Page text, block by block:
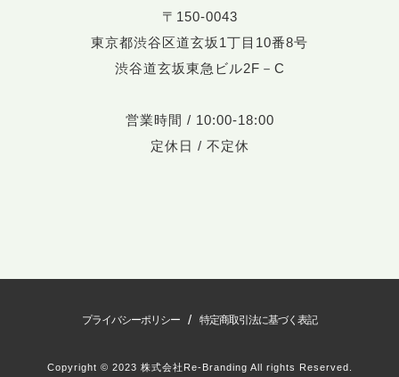
〒150-0043
東京都渋谷区道玄坂1丁目10番8号
渋谷道玄坂東急ビル2F－C
営業時間 / 10:00-18:00
定休日 / 不定休
プライバシーポリシー / 特定商取引法に基づく表記
Copyright © 2023 株式会社Re-Branding All rights Reserved.